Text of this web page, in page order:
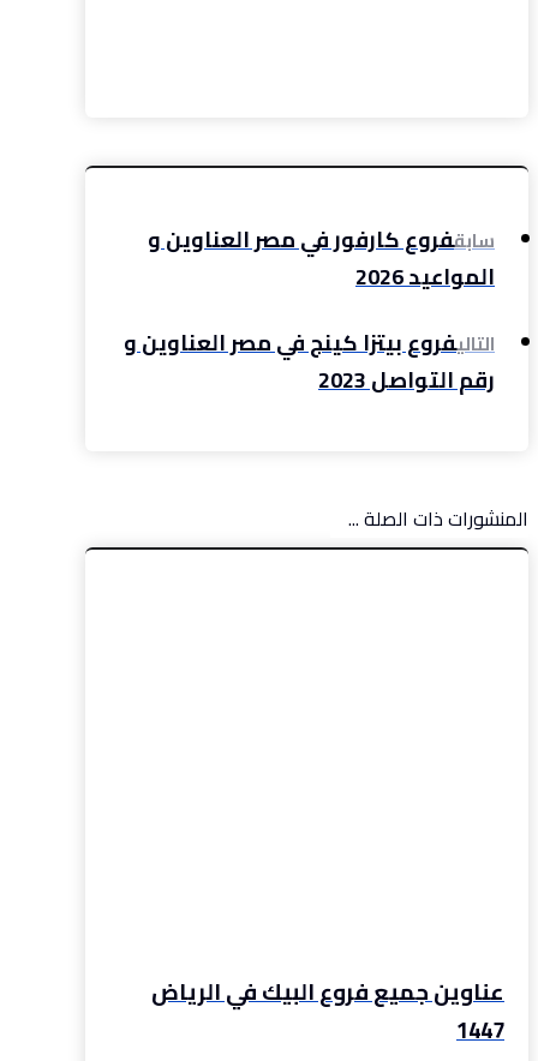
سابقفروع كارفور في مصر العناوين و
المواعيد 2026
التاليفروع بيتزا كينج في مصر العناوين و
رقم التواصل 2023
المنشورات ذات الصلة ...
عناوين جميع فروع البيك في الرياض
1447